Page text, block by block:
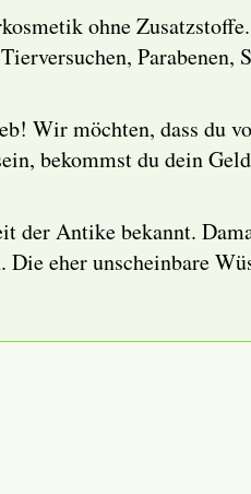
ohne
Wir möchten, dass du
bekommst du dein
der Antike bekannt.
Die eher unscheinbare